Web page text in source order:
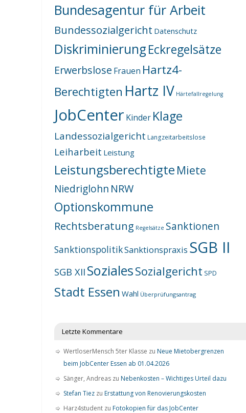
Bundesagentur für Arbeit
Bundessozialgericht Datenschutz
DiskriminierungEckregelsätze
Erwerbslose Frauen Hartz4-
Berechtigten Hartz IV Härtefallregelung
JobCenter Kinder Klage
Landessozialgericht Langzeitarbeitslose
Leiharbeit Leistung
Leistungsberechtigte Miete
Niedriglohn NRW
Optionskommune
Rechtsberatung Regelsätze Sanktionen
SanktionspolitikSanktionspraxis SGB II
SGB XII SozialesSozialgericht SPD
Stadt Essen Wahl Überprüfungsantrag
Letzte Kommentare
WertloserMensch 5ter Klasse zu Neue Mietobergrenzen
beim JobCenter Essen ab 01.04.2026
Sänger, Andreas zu Nebenkosten – Wichtiges Urteil dazu
Stefan Tiez zu Erstattung von Renovierungskosten
Harz4student zu Fotokopien für das JobCenter